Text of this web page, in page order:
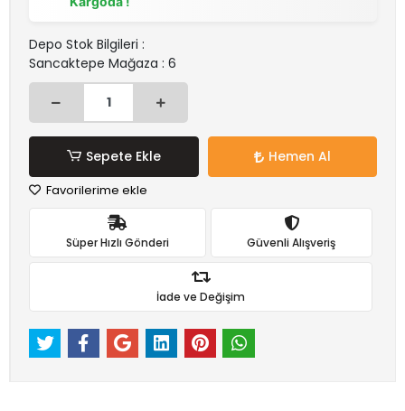
Depo Stok Bilgileri :
Sancaktepe Mağaza : 6
Sepete Ekle Hemen Al
Favorilerime ekle
Süper Hızlı Gönderi Güvenli Alışveriş
İade ve Değişim